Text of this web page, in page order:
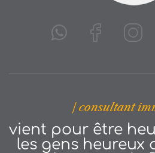
| consultant
vient pour être
les gens heureux